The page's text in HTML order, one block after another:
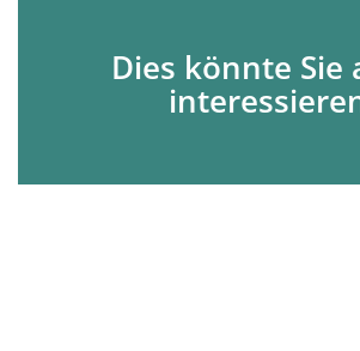
Dies könnte Sie